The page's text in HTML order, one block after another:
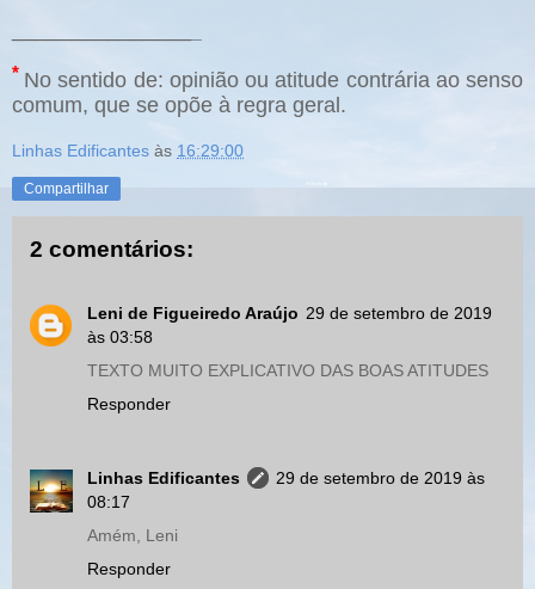
* No sentido de: opinião ou atitude contrária ao senso
comum, que se opõe à regra geral.
Linhas Edificantes às 16:29:00
Compartilhar
2 comentários:
Leni de Figueiredo Araújo 29 de setembro de 2019
às 03:58
TEXTO MUITO EXPLICATIVO DAS BOAS ATITUDES
Responder
Linhas Edificantes
29 de setembro de 2019 às
08:17
Amém, Leni
Responder